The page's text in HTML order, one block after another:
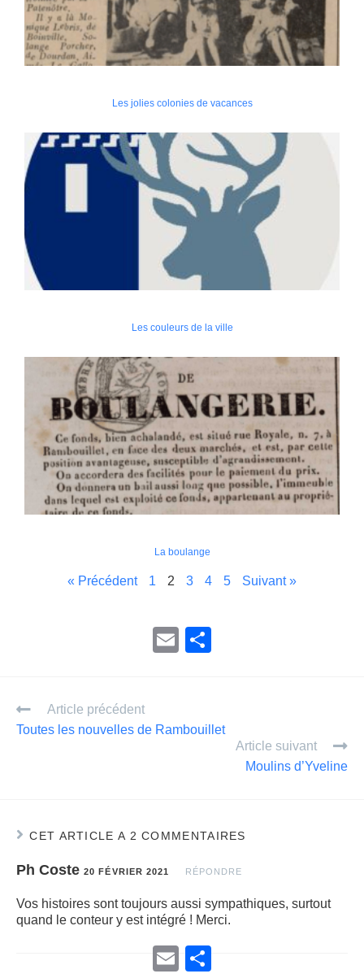
Les jolies colonies de vacances
Les couleurs de la ville
La boulange
« Précédent 1 2 3 4 5 Suivant »
E
g
er
Article précédent
Toutes les nouvelles de Rambouillet
Article suivant
Moulins d’Yveline
CET ARTICLE A 2 COMMENTAIRES
Ph Coste 20 FÉVRIER 2021 RÉPONDRE
Vos histoires sont toujours aussi sympathiques, surtout
quand le conteur y est intégré ! Merci.
E